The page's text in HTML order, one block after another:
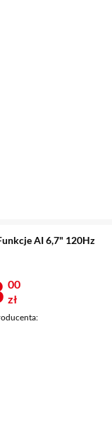
AI 6,7" 120Hz
198 zł
00
zł